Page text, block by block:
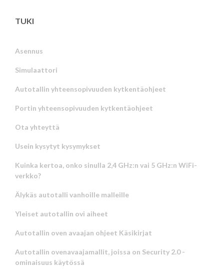
TUKI
Asennus
Simulaattori
Autotallin yhteensopivuuden kytkentäohjeet
Portin yhteensopivuuden kytkentäohjeet
Ota yhteyttä
Usein kysytyt kysymykset
Kuinka kertoa, onko sinulla 2,4 GHz:n vai 5 GHz:n WiFi-
verkko?
Älykäs autotalli vanhoille malleille
Yleiset autotallin ovi aiheet
Autotallin oven avaajan ohjeet Käsikirjat
Autotallin ovenavaajamallit, joissa on Security 2.0 -
ominaisuus käytössä